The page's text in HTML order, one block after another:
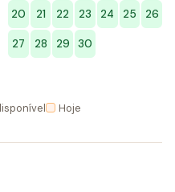
20 21 22 23 24 25 26
27 28 29 30
Hoje